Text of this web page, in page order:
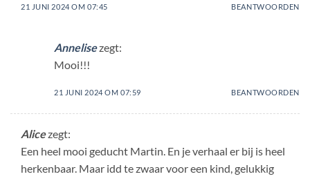
21 JUNI 2024 OM 07:45 BEANTWOORDEN
Annelisezegt:
Mooi!!!
21 JUNI 2024 OM 07:59 BEANTWOORDEN
Alicezegt:
Een heel mooi geducht Martin. En je verhaal er bij is heel
herkenbaar. Maar idd te zwaar voor een kind, gelukkig